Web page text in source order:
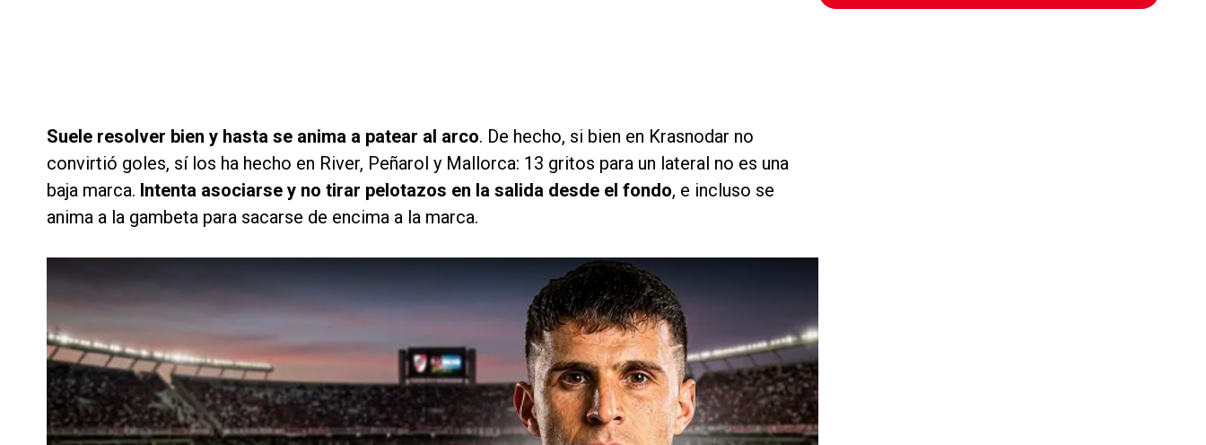
Suele resolver bien y hasta se anima a patear al arco. De hecho, si bien en Krasnodar no
convirtió goles, sí los ha hecho en River, Peñarol y Mallorca: 13 gritos para un lateral no es una
baja marca. Intenta asociarse y no tirar pelotazos en la salida desde el fondo, e incluso se
anima a la gambeta para sacarse de encima a la marca.